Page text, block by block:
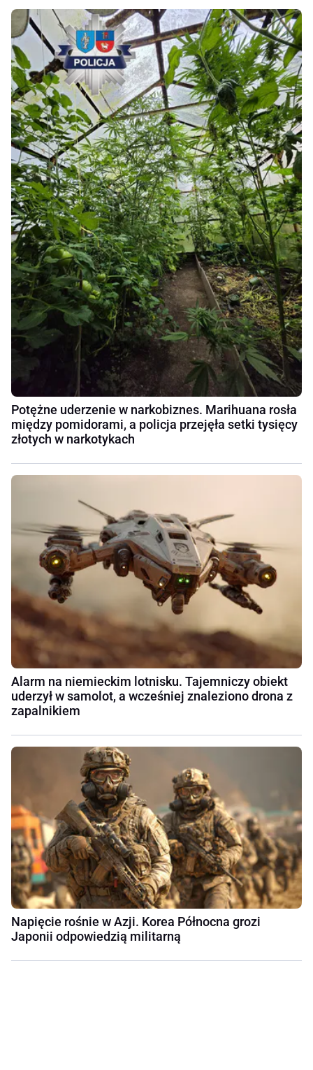
Potężne uderzenie w narkobiznes. Marihuana rosła
między pomidorami, a policja przejęła setki tysięcy
złotych w narkotykach
Alarm na niemieckim lotnisku. Tajemniczy obiekt
uderzył w samolot, a wcześniej znaleziono drona z
zapalnikiem
Napięcie rośnie w Azji. Korea Północna grozi
Japonii odpowiedzią militarną